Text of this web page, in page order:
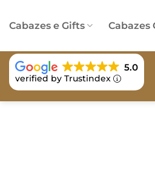
toCabazes e Gifts Cabazes
5.0
verified by Trustindex